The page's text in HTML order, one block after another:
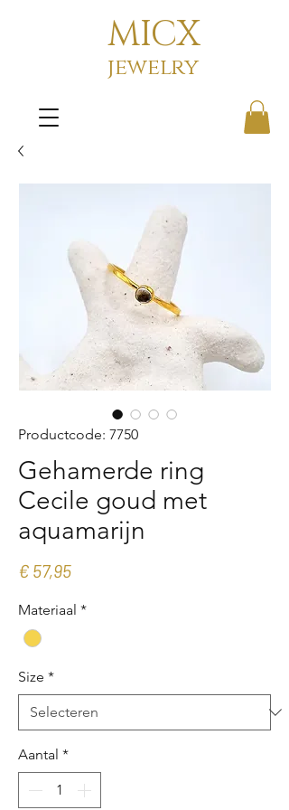
MICX
jewelry
Productcode: 7750
Gehamerde ring
Cecile goud met
aquamarijn
€ 57,95Prijs
Materiaal *
Size *
Aantal *